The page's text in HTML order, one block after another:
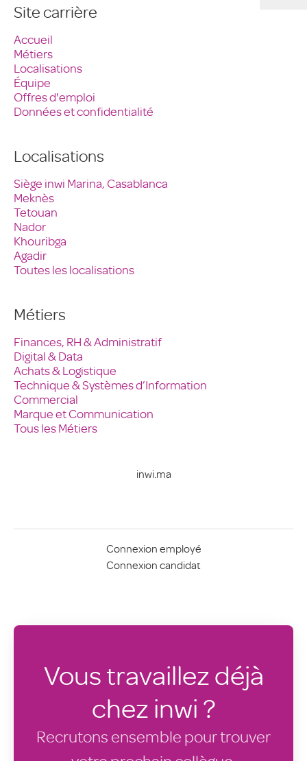
Site carrière
Accueil
Métiers
Localisations
Équipe
Offres d'emploi
Données et confidentialité
Localisations
Siège inwi Marina, Casablanca
Meknès
Tetouan
Nador
Khouribga
Agadir
Toutes les localisations
Métiers
Finances, RH & Administratif
Digital & Data
Achats & Logistique
Technique & Systèmes d’Information
Commercial
Marque et Communication
Tous les Métiers
inwi.ma
Connexion employé
Connexion candidat
Vous travaillez déjà
chez inwi ?
Recrutons ensemble pour trouver